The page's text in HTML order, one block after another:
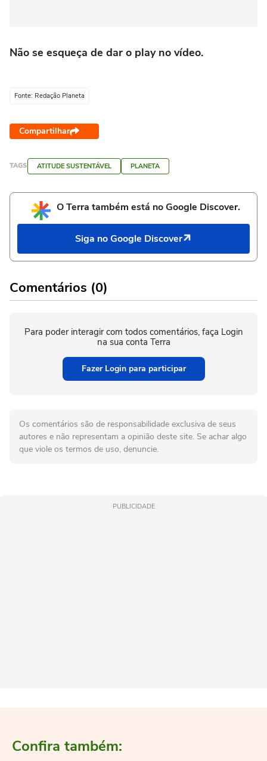
Não se esqueça de dar o play no vídeo.
Fonte: Redação Planeta
Compartilhar
TAGS ATITUDE SUSTENTÁVEL PLANETA
O Terra também está no Google Discover.
Siga no Google Discover
Comentários (0)
Para poder interagir com todos comentários, faça Login
na sua conta Terra
Fazer Login para participar
Os comentários são de responsabilidade exclusiva de seus
autores e não representam a opinião deste site. Se achar algo
que viole os termos de uso, denuncie.
PUBLICIDADE
Confira também: